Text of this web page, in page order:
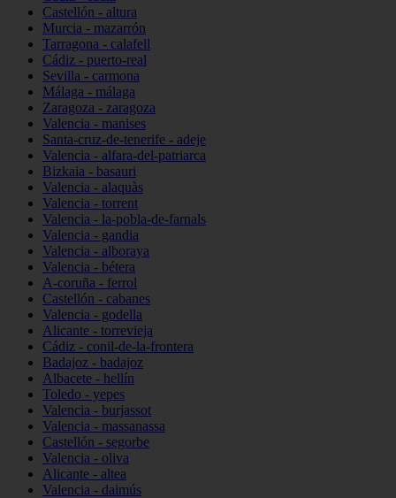
Castellón - altura
Murcia - mazarrón
Tarragona - calafell
Cádiz - puerto-real
Sevilla - carmona
Málaga - málaga
Zaragoza - zaragoza
Valencia - manises
Santa-cruz-de-tenerife - adeje
Valencia - alfara-del-patriarca
Bizkaia - basauri
Valencia - alaquàs
Valencia - torrent
Valencia - la-pobla-de-farnals
Valencia - gandia
Valencia - alboraya
Valencia - bétera
A-coruña - ferrol
Castellón - cabanes
Valencia - godella
Alicante - torrevieja
Cádiz - conil-de-la-frontera
Badajoz - badajoz
Albacete - hellín
Toledo - yepes
Valencia - burjassot
Valencia - massanassa
Castellón - segorbe
Valencia - oliva
Alicante - altea
Valencia - daimús